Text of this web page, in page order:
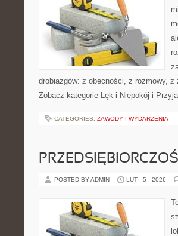
drobiazgów: z obecności, z rozmowy,
Zobacz kategorie Lęk i Niepokój i
CATEGORIES: ZAWODY I WYDARZENIA
POSTED BY ADMIN LUT - 5 - 2026